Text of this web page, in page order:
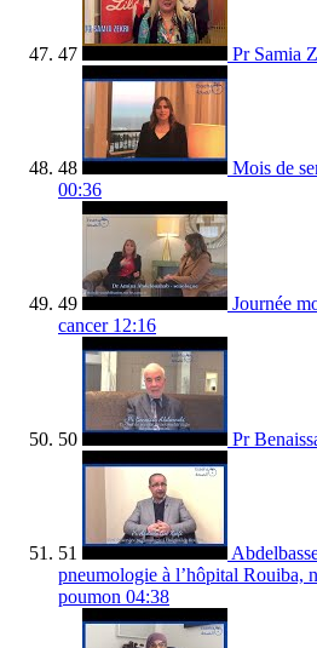
47 Pr Samia
48
Mois de
00:36
49
Journée
cancer 12:16
50 Pr
51
pneumologie à l’hôpital Rouiba,
poumon 04:38